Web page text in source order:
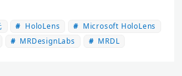
HoloLens
Microsoft HoloLens
MRDesignLabs MRDL